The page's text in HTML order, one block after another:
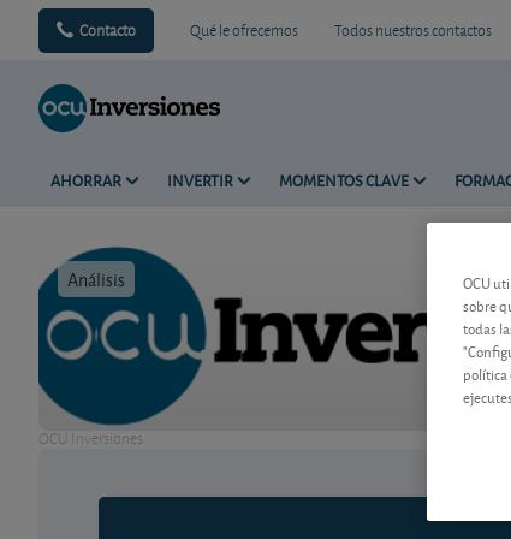
Contacto Qué le ofrecemos Todos nuestros contactos
AHORRAR INVERTIR MOMENTOS CLAVE
Análisis
OCU Inversiones
OCU
sobre
todas
política